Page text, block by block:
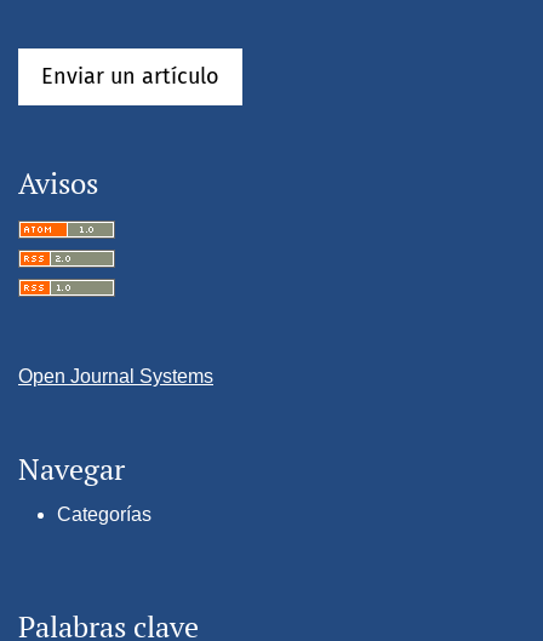
Enviar un artículo
Avisos
Open Journal Systems
Navegar
Categorías
Palabras clave